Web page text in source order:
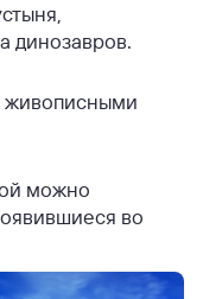
динозавров.
живописными
можно
во